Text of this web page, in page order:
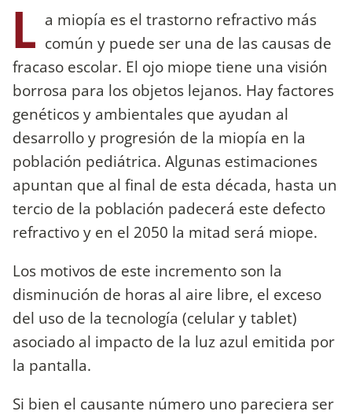
L a miopía es el trastorno refractivo más
común y puede ser una de las causas de
fracaso escolar. El ojo miope tiene una visión
borrosa para los objetos lejanos. Hay factores
genéticos y ambientales que ayudan al
desarrollo y progresión de la miopía en la
población pediátrica. Algunas estimaciones
apuntan que al final de esta década, hasta un
tercio de la población padecerá este defecto
refractivo y en el 2050 la mitad será miope.
Los motivos de este incremento son la
disminución de horas al aire libre, el exceso
del uso de la tecnología (celular y tablet)
asociado al impacto de la luz azul emitida por
la pantalla.
Si bien el causante número uno pareciera ser